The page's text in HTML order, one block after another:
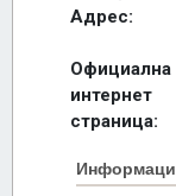
Адрес:
Официална
интернет
страница: